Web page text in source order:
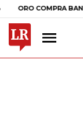
COMPRA BANCO DE